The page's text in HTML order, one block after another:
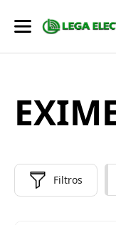
Filtros